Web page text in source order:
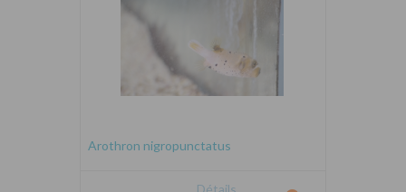
Arothron nigropunctatus
Détails